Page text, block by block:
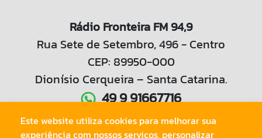
Rádio Fronteira FM 94,9
Rua Sete de Setembro, 496 - Centro
CEP: 89950-000
Dionísio Cerqueira – Santa Catarina.
49 9 91667716
Este website utiliza cookies para melhorar sua
experiência com nossos serviços, personalizar